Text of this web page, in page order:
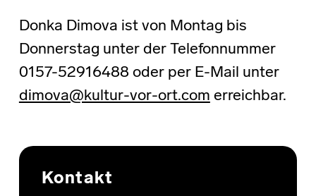
Donka Dimova ist von Montag bis
Donnerstag unter der Telefonnummer
0157-52916488 oder per E-Mail unter
dimova@kultur-vor-ort.com erreichbar.
Skip back to main navigation
Kontakt